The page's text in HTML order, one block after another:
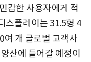
감한 사용자에게 적
스플레이는 31.5형 4
여 개 글로벌 고객사
산에 들어갈 예정이